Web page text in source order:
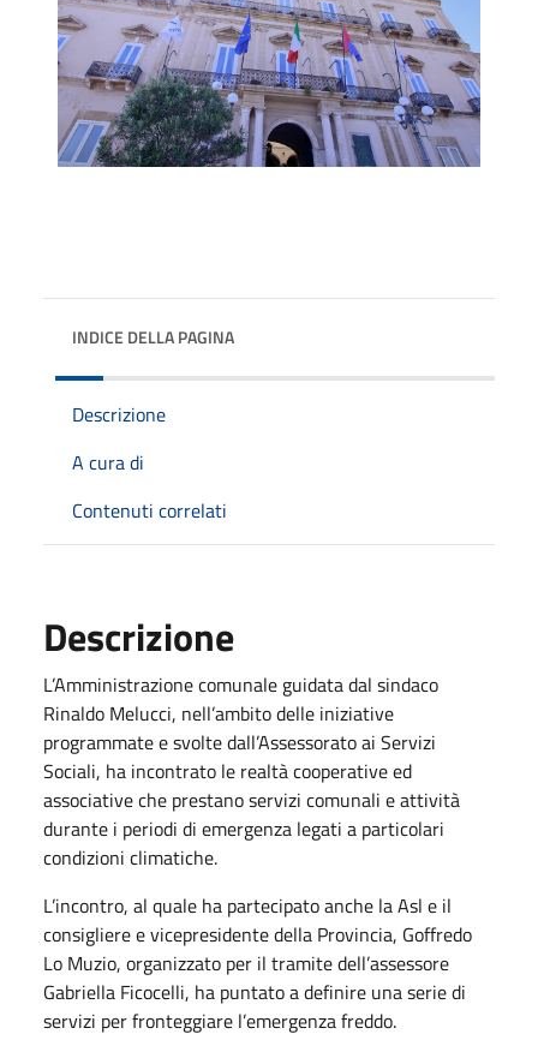
INDICE DELLA PAGINA
Descrizione
A cura di
Contenuti correlati
Descrizione
L’Amministrazione comunale guidata dal sindaco
Rinaldo Melucci, nell’ambito delle iniziative
programmate e svolte dall’Assessorato ai Servizi
Sociali, ha incontrato le realtà cooperative ed
associative che prestano servizi comunali e attività
durante i periodi di emergenza legati a particolari
condizioni climatiche.
L’incontro, al quale ha partecipato anche la Asl e il
consigliere e vicepresidente della Provincia, Goffredo
Lo Muzio, organizzato per il tramite dell’assessore
Gabriella Ficocelli, ha puntato a definire una serie di
servizi per fronteggiare l’emergenza freddo.